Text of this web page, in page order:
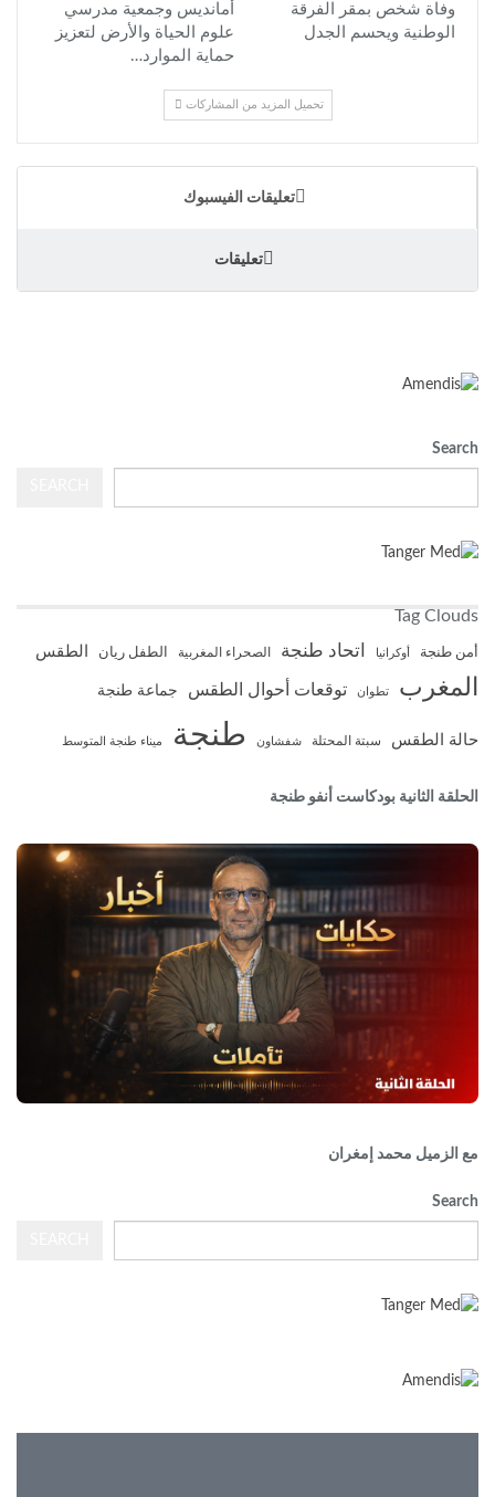
أمانديس وجمعية مدرسي
علوم الحياة والأرض لتعزيز
حماية الموارد…
وفاة شخص بمقر الفرقة
الوطنية ويحسم الجدل
تحميل المزيد من المشاركات
تعليقات الفيسبوك
تعليقات
Search
Tag Clouds
أمن طنجة أوكرانيا اتحاد طنجة الصحراء المغربية الطفل ريان الطقس
المغرب تطوان توقعات أحوال الطقس جماعة طنجة
حالة الطقس سبتة المحتلة شفشاون طنجة ميناء طنجة المتوسط
الحلقة الثانية بودكاست أنفو طنجة
مع الزميل محمد إمغران
Search